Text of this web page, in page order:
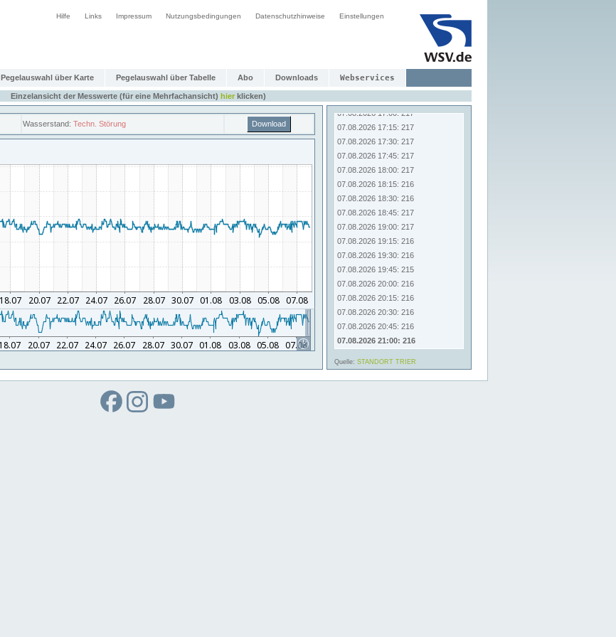
Hilfe Links Impressum Nutzungsbedingungen Datenschutzhinweise Einstellungen
Pegelauswahl über Karte Pegelauswahl über Tabelle Abo Downloads Webservices
Einzelansicht der Messwerte (für eine Mehrfachansicht) hierklicken)
Wasserstand: Techn. Störung Download
07.08.2026 15:15: 217
07.08.2026 16:15: 218
07.08.2026 17:00: 217
07.08.2026 17:15: 217
07.08.2026 17:30: 217
07.08.2026 17:45: 217
07.08.2026 18:00: 217
07.08.2026 18:15: 216
07.08.2026 18:30: 216
07.08.2026 18:45: 217
07.08.2026 19:00: 217
07.08.2026 19:15: 216
07.08.2026 19:30: 216
07.08.2026 19:45: 215
07.08.2026 20:00: 216
07.08.2026 20:15: 216
07.08.2026 20:30: 216
07.08.2026 20:45: 216
07.08.2026 21:00: 216
Quelle: STANDORT TRIER